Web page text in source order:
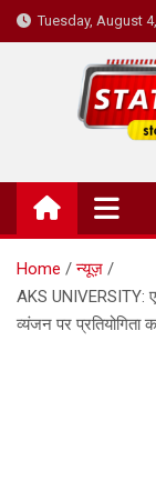
Skip
to
Tuesday, August
State
Home
न्यूज़
AKS UNIVERSITY:
व्यंजन पर प्रतियोगिता